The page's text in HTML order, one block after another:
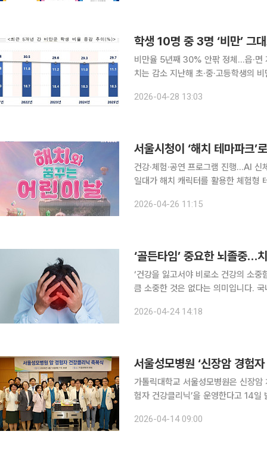
학생 10명 중 3명 ‘비만’
비만율 5년째 30% 안팎 정체…읍·면
치는 감소 지난해 초·중·고등학생의 비만율은 큰 변화 없이 유지된 반면 시력 이상 학생 비율은 다시
건강검사 표본통계 결과’를 발표했다.
2026-04-28 13:03
서울시청이 ‘해치 테마파크
건강·체험·공연 프로그램 진행...AI 신체측정·꿈 체험존 운영
일대가 해치 캐릭터를 활용한 체험형 테마공간으로 꾸며진
로그램 ‘해치의 건강구조대’, 참여형
2026-04-26 11:15
‘골든타임’ 중요한 뇌졸중
‘건강을 잃고서야 비로소 건강의 소
큼 소중한 것은 없다는 의미입니다.
열되면서 발생하는 대표적인 뇌혈관
2026-04-24 14:18
서울성모병원 ‘신장암 경험
가톨릭대학교 서울성모병원은 신장
험자 건강클리닉’을 운영한다고 14일 밝혔다. 신장암은 30~50세의 비교적 젊은
고 있다. 환자들은 치료 후에도 심혈
2026-04-14 09:00